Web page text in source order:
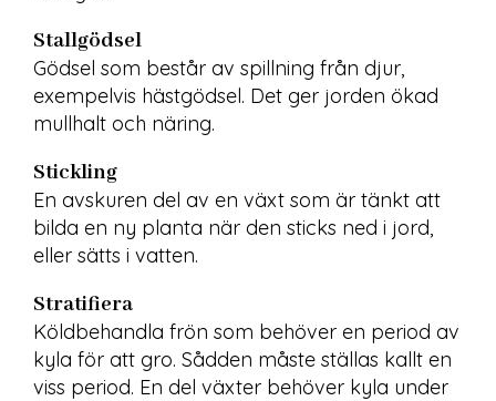
Stallgödsel
Gödsel som består av spillning från djur,
exempelvis hästgödsel. Det ger jorden ökad
mullhalt och näring.
Stickling
En avskuren del av en växt som är tänkt att
bilda en ny planta när den sticks ned i jord,
eller sätts i vatten.
Stratifiera
Köldbehandla frön som behöver en period av
kyla för att gro. Sådden måste ställas kallt en
viss period. En del växter behöver kyla under